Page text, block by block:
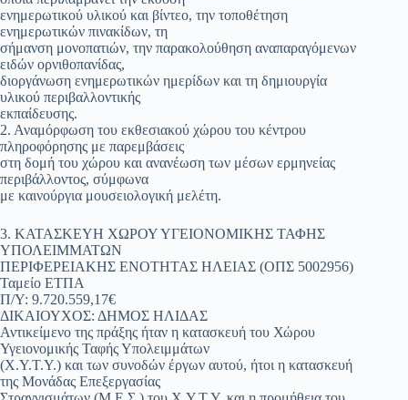
ενημερωτικού υλικού και βίντεο, την τοποθέτηση
ενημερωτικών πινακίδων, τη
σήμανση μονοπατιών, την παρακολούθηση αναπαραγόμενων
ειδών ορνιθοπανίδας,
διοργάνωση ενημερωτικών ημερίδων και τη δημιουργία
υλικού περιβαλλοντικής
εκπαίδευσης.
2. Αναμόρφωση του εκθεσιακού χώρου του κέντρου
πληροφόρησης με παρεμβάσεις
στη δομή του χώρου και ανανέωση των μέσων ερμηνείας
περιβάλλοντος, σύμφωνα
με καινούργια μουσειολογική μελέτη.
3. ΚΑΤΑΣΚΕΥΗ ΧΩΡΟΥ ΥΓΕΙΟΝΟΜΙΚΗΣ ΤΑΦΗΣ
ΥΠΟΛΕΙΜΜΑΤΩΝ
ΠΕΡΙΦΕΡΕΙΑΚΗΣ ΕΝΟΤΗΤΑΣ ΗΛΕΙΑΣ (ΟΠΣ 5002956)
Ταμείο ΕΤΠΑ
Π/Υ: 9.720.559,17€
ΔΙΚΑΙΟΥΧΟΣ: ΔΗΜΟΣ ΗΛΙΔΑΣ
Αντικείμενο της πράξης ήταν η κατασκευή του Χώρου
Υγειονομικής Ταφής Υπολειμμάτων
(Χ.Υ.Τ.Υ.) και των συνοδών έργων αυτού, ήτοι η κατασκευή
της Μονάδας Επεξεργασίας